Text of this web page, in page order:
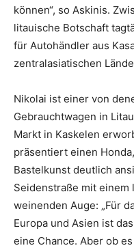
können“, so Askinis.
litauische Botschaft
für Autohändler aus
zentralasiatischen
Nikolai ist einer von
Gebrauchtwagen in
Markt in Kaskelen
präsentiert einen
Bastelkunst deutlich
Seidenstraße mit einem
weinenden Auge: „Für
Europa und Asien ist
eine Chance. Aber ob